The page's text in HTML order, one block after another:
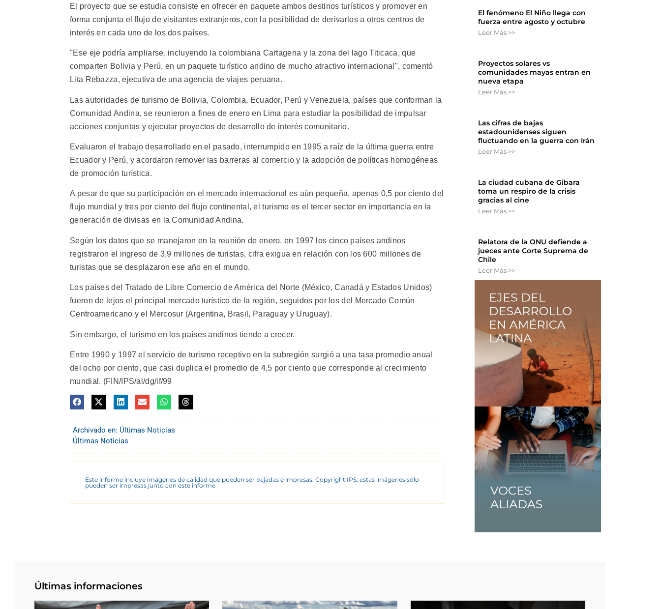
El proyecto que se estudia consiste en ofrecer en paquete ambos destinos turísticos y promover en
forma conjunta el flujo de visitantes extranjeros, con la posibilidad de derivarlos a otros centros de
interés en cada uno de los dos países.
"Ese eje podría ampliarse, incluyendo la colombiana Cartagena y la zona del lago Titicaca, que
comparten Bolivia y Perú, en un paquete turístico andino de mucho atractivo internacional", comentó
Lita Rebazza, ejecutiva de una agencia de viajes peruana.
Las autoridades de turismo de Bolivia, Colombia, Ecuador, Perú y Venezuela, países que conforman la
Comunidad Andina, se reunieron a fines de enero en Lima para estudiar la posibilidad de impulsar
acciones conjuntas y ejecutar proyectos de desarrollo de interés comunitario.
Evaluaron el trabajo desarrollado en el pasado, interrumpido en 1995 a raíz de la última guerra entre
Ecuador y Perú, y acordaron remover las barreras al comercio y la adopción de políticas homogéneas
de promoción turística.
A pesar de que su participación en el mercado internacional es aún pequeña, apenas 0,5 por ciento del
flujo mundial y tres por ciento del flujo continental, el turismo es el tercer sector en importancia en la
generación de divisas en la Comunidad Andina.
Según los datos que se manejaron en la reunión de enero, en 1997 los cinco países andinos
registraron el ingreso de 3,9 millones de turistas, cifra exigua en relación con los 600 millones de
turistas que se desplazaron ese año en el mundo.
Los países del Tratado de Libre Comercio de América del Norte (México, Canadá y Estados Unidos)
fueron de lejos el principal mercado turístico de la región, seguidos por los del Mercado Común
Centroamericano y el Mercosur (Argentina, Brasil, Paraguay y Uruguay).
Sin embargo, el turismo en los países andinos tiende a crecer.
Entre 1990 y 1997 el servicio de turismo receptivo en la subregión surgió a una tasa promedio anual
del ocho por ciento, que casi duplica el promedio de 4,5 por ciento que corresponde al crecimiento
mundial. (FIN/IPS/al/dg/if/99
Archivado en: Últimas Noticias
Últimas Noticias
Este informe incluye imágenes de calidad que pueden ser bajadas e impresas. Copyright IPS, estas imágenes sólo
pueden ser impresas junto con este informe
El fenómeno El Niño llega con
fuerza entre agosto y octubre
Leer Más >>
Proyectos solares vs
comunidades mayas entran en
nueva etapa
Leer Más >>
Las cifras de bajas
estadounidenses siguen
fluctuando en la guerra con Irán
Leer Más >>
La ciudad cubana de Gibara
toma un respiro de la crisis
gracias al cine
Leer Más >>
Relatora de la ONU defiende a
jueces ante Corte Suprema de
Chile
Leer Más >>
Últimas informaciones